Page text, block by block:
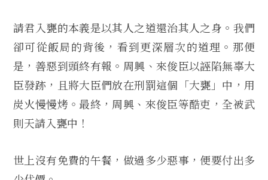
請君入甕的本義是以其人之道還治其人之身。我們
卻可從飯局的背後，看到更深層次的道理。那便
是，善惡到頭終有報。周興、來俊臣以誣陷無辜大
臣發跡，且將大臣們放在刑罰這個「大甕」中，用
炭火慢慢烤。最終，周興、來俊臣等酷吏，全被武
則天請入甕中！
世上沒有免費的午餐，做過多少惡事，便要付出多